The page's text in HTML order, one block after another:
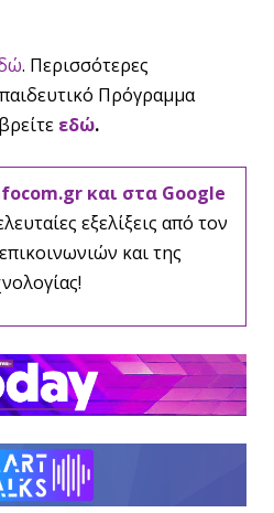
. Περισσότερες
Πρόγραμμα
εδώ.
και στα Google
εξελίξεις από τον
και της